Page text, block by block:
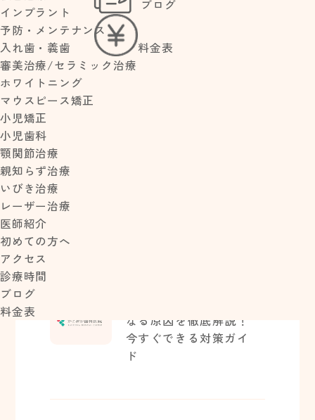
ブログ
料金表
インプラント
予防・メンテナンス
入れ歯・義歯
審美治療/セラミック治療
ホワイトニング
マウスピース矯正
小児矯正
小児歯科
顎関節治療
親知らず治療
いびき治療
レーザー治療
医師紹介
初めての方へ
アクセス
診療時間
ブログ
料金表
HOME> ブログ
なる原因を徹底解説！
今すぐできる対策ガイ
ド